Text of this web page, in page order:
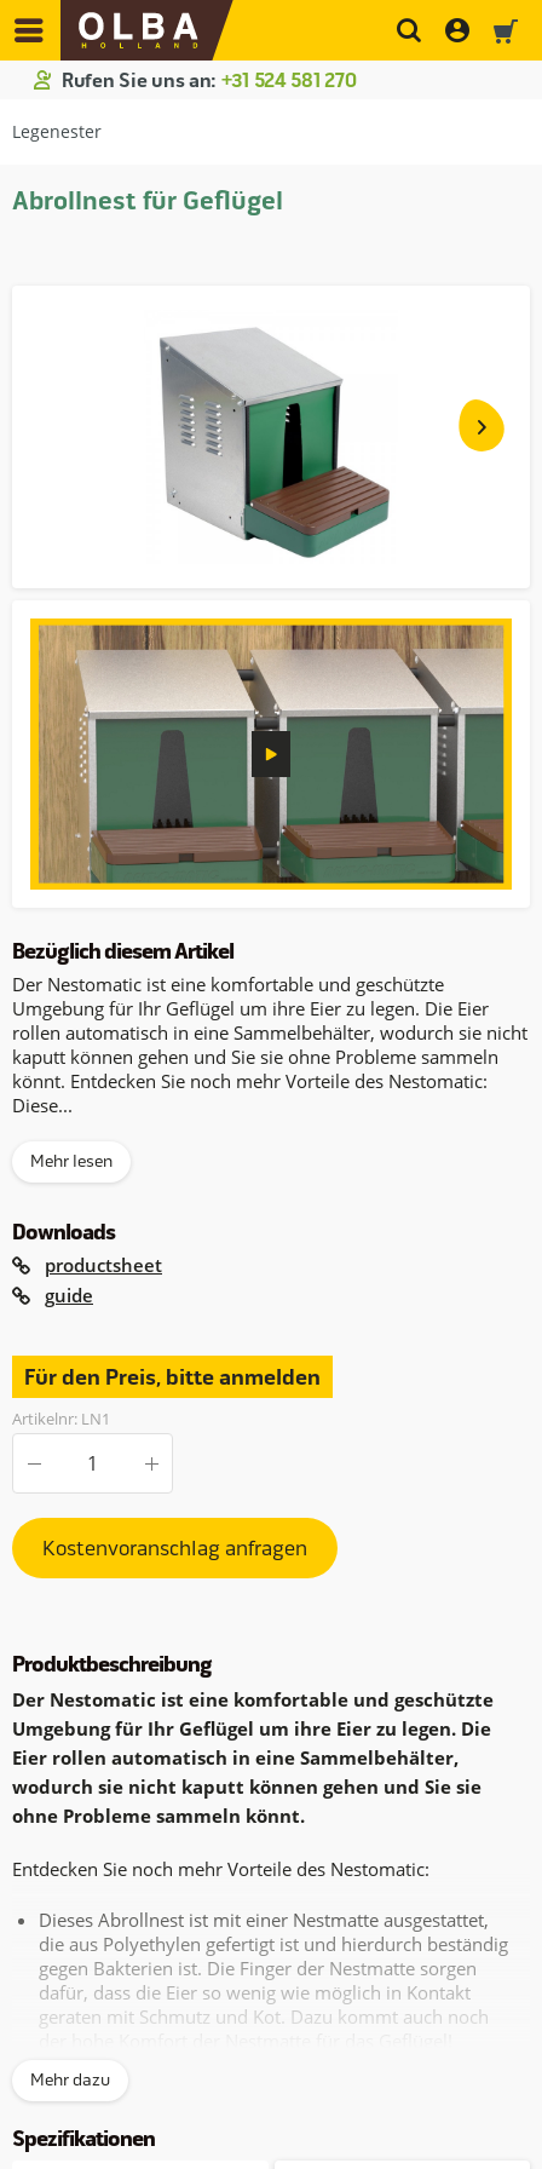
Rufen Sie uns an: +31 524 581 270
Legenester
Abrollnest für Geflügel
Bezüglich diesem Artikel
Der Nestomatic ist eine komfortable und geschützte
Umgebung für Ihr Geflügel um ihre Eier zu legen. Die Eier
rollen automatisch in eine Sammelbehälter, wodurch sie nicht
kaputt können gehen und Sie sie ohne Probleme sammeln
könnt. Entdecken Sie noch mehr Vorteile des Nestomatic:
Diese...
Mehr lesen
Downloads
productsheet
guide
Für den Preis, bitte anmelden
Artikelnr: LN1
Kostenvoranschlag anfragen
Produktbeschreibung
Der Nestomatic ist eine komfortable und geschützte
Umgebung für Ihr Geflügel um ihre Eier zu legen. Die
Eier rollen automatisch in eine Sammelbehälter,
wodurch sie nicht kaputt können gehen und Sie sie
ohne Probleme sammeln könnt.
Entdecken Sie noch mehr Vorteile des Nestomatic:
Dieses Abrollnest ist mit einer Nestmatte ausgestattet,
die aus Polyethylen gefertigt ist und hierdurch beständig
gegen Bakterien ist. Die Finger der Nestmatte sorgen
dafür, dass die Eier so wenig wie möglich in Kontakt
geraten mit Schmutz und Kot. Dazu kommt auch noch
die Nestmatte abnehmbar ist.
Hygienekonditionen. Sowohl die Eier, als auch das
Mehr dazu
Spezifikationen